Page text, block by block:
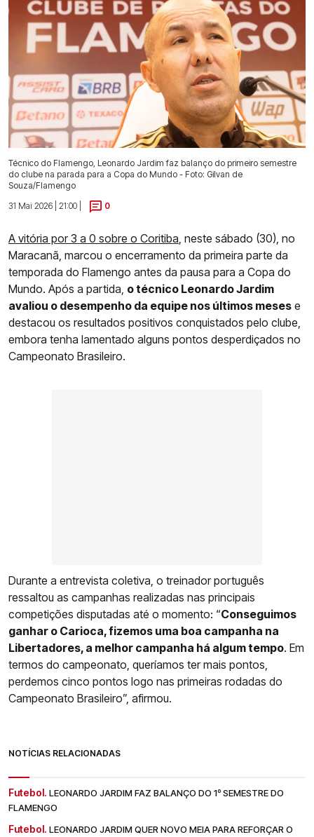
Técnico do Flamengo, Leonardo Jardim faz balanço do primeiro semestre
do clube na parada para a Copa do Mundo - Foto: Gilvan de
Souza/Flamengo
31 Mai 2026 | 21:00 |
0
A vitória por 3 a 0 sobre o Coritiba , neste sábado (30), no
Maracanã, marcou o encerramento da primeira parte da
temporada do Flamengo antes da pausa para a Copa do
Mundo. Após a partida, o técnico Leonardo Jardim
avaliou o desempenho da equipe nos últimos meses e
destacou os resultados positivos conquistados pelo clube,
embora tenha lamentado alguns pontos desperdiçados no
Campeonato Brasileiro.
Durante a entrevista coletiva, o treinador português
ressaltou as campanhas realizadas nas principais
competições disputadas até o momento: “Conseguimos
ganhar o Carioca, fizemos uma boa campanha na
Libertadores, a melhor campanha há algum tempo. Em
termos do campeonato, queríamos ter mais pontos,
perdemos cinco pontos logo nas primeiras rodadas do
Campeonato Brasileiro”, afirmou.
NOTÍCIAS RELACIONADAS
Futebol. LEONARDO JARDIM FAZ BALANÇO DO 1º SEMESTRE DO
FLAMENGO
Futebol. LEONARDO JARDIM QUER NOVO MEIA PARA REFORÇAR O